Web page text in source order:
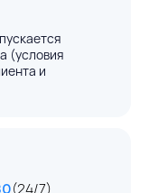
(условия
и
(24/7)